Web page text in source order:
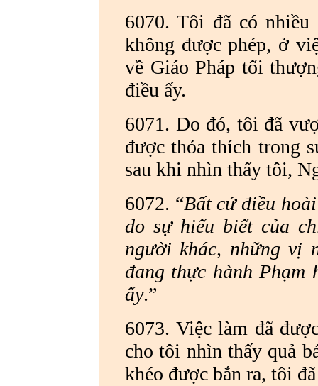
6070. Tôi đã có
không được phép, ở
về Giáo Pháp tối
điều ấy.
6071. Do đó, tôi đã
được thỏa thích trong
sau khi nhìn thấy tôi,
6072. “Bất cứ điều
do sự hiểu biết của
người khác, những vị
đang thực hành
ấy.”
6073. Việc làm đã
cho tôi nhìn thấy quả
khéo được bắn ra, tôi